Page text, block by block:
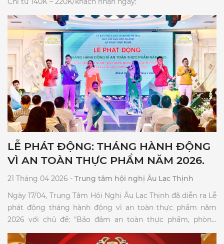
LỄ PHÁT ĐỘNG: THÁNG HÀNH ĐỘNG
VÌ AN TOÀN THỰC PHẨM NĂM 2026.
21 Tháng 04 2026 - Trung tâm hội nghị Âu Lạc Thịnh
Ngày 17/04, Trung Tâm Hội Nghị Âu Lạc Thịnh đã diễn ra Lễ
phát động tháng hành động vì an toàn thực phẩm năm
2026 với chủ đề: "Bảo đảm an toàn thực phẩm, phòng
ngừa ngộ độc thực phẩm trong dịch vụ ăn uống và thức